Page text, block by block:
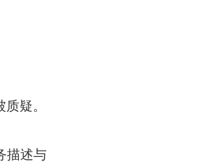
疑。
描述与